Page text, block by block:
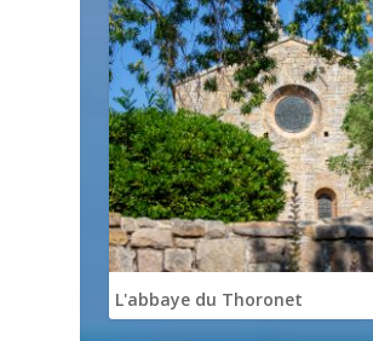
L'abbaye du Thoronet